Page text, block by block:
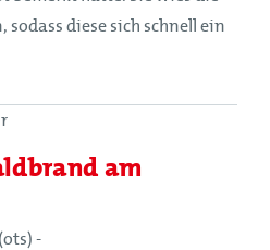
diese sich schnell ein
am
-